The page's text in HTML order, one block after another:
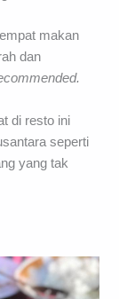
Four Points
dan
di resto ini
yang tak